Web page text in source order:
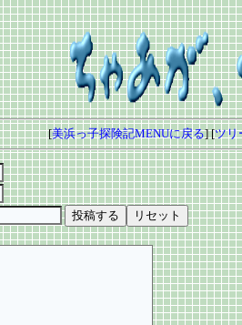
[美浜っ子探険記MENUに戻る] [ツリ